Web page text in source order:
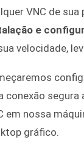
VNC de
e
velocidade,
conexão segura
em nossa
gráfico.